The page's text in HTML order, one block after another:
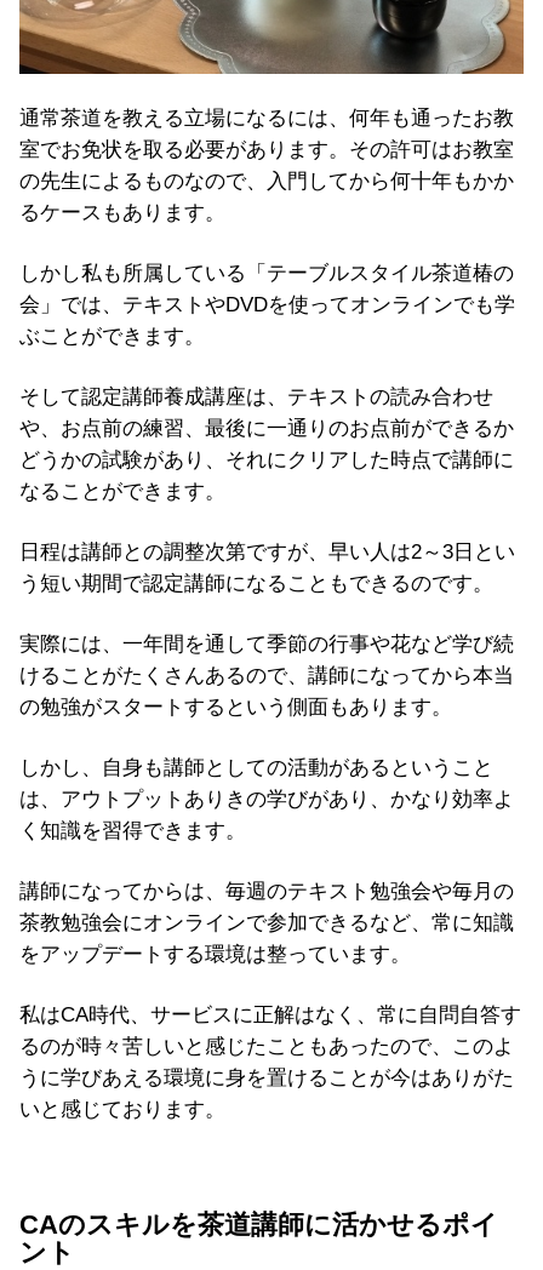
通常茶道を教える立場になるには、何年も通ったお教
室でお免状を取る必要があります。その許可はお教室
の先生によるものなので、入門してから何十年もかか
るケースもあります。
しかし私も所属している「テーブルスタイル茶道椿の
会」では、テキストやDVDを使ってオンラインでも学
ぶことができます。
そして認定講師養成講座は、テキストの読み合わせ
や、お点前の練習、最後に一通りのお点前ができるか
どうかの試験があり、それにクリアした時点で講師に
なることができます。
日程は講師との調整次第ですが、早い人は2～3日とい
う短い期間で認定講師になることもできるのです。
実際には、一年間を通して季節の行事や花など学び続
けることがたくさんあるので、講師になってから本当
の勉強がスタートするという側面もあります。
しかし、自身も講師としての活動があるということ
は、アウトプットありきの学びがあり、かなり効率よ
く知識を習得できます。
講師になってからは、毎週のテキスト勉強会や毎月の
茶教勉強会にオンラインで参加できるなど、常に知識
をアップデートする環境は整っています。
私はCA時代、サービスに正解はなく、常に自問自答す
るのが時々苦しいと感じたこともあったので、このよ
うに学びあえる環境に身を置けることが今はありがた
いと感じております。
CAのスキルを茶道講師に活かせるポイ
ント